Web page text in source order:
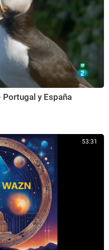
y España
53:31